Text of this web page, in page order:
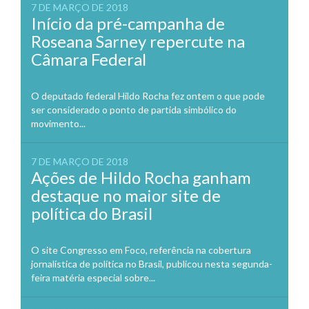
7 DE MARÇO DE 2018
Início da pré-campanha de
Roseana Sarney repercute na
Câmara Federal
O deputado federal Hildo Rocha fez ontem o que pode
ser considerado o ponto de partida simbólico do
movimento...
7 DE MARÇO DE 2018
Ações de Hildo Rocha ganham
destaque no maior site de
política do Brasil
O site Congresso em Foco, referência na cobertura
jornalística de política no Brasil, publicou nesta segunda-
feira matéria especial sobre...